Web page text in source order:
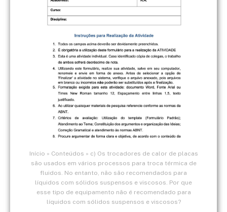
Início » Conteúdos » c) Os trocadores de calor de placas
são usados em vários processos para troca térmica de
fluidos. No entanto, não são recomendados para
líquidos com sólidos suspensos e viscosos. Por que
esse tipo de equipamento não é recomendado para
líquidos com sólidos suspensos e viscosos?